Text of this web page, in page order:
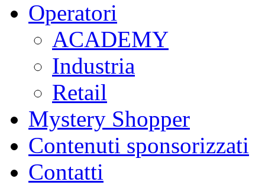
Operatori
ACADEMY
Industria
Retail
Mystery Shopper
Contenuti sponsorizzati
Contatti